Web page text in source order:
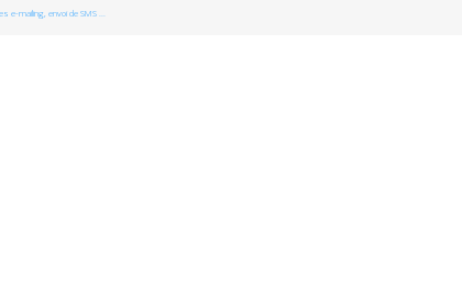
e-mailing, envoi de SMS ...